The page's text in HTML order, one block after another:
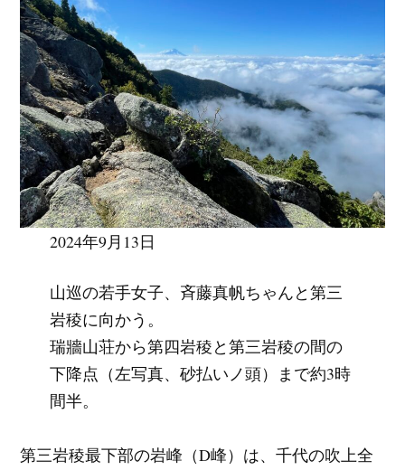
2024年9月13日
山巡の若手女子、斉藤真帆ちゃんと第三
岩稜に向かう。
瑞牆山荘から第四岩稜と第三岩稜の間の
下降点（左写真、砂払いノ頭）まで約3時
間半。
第三岩稜最下部の岩峰（D峰）は、千代の吹上全